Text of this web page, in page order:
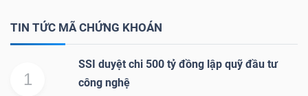
TIN TỨC MÃ CHỨNG KHOÁN
1
SSI duyệt chi 500 tỷ đồng lập quỹ đầu tư
công nghệ